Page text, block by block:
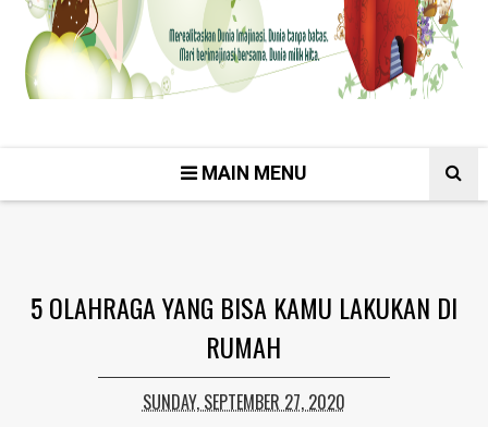
MAIN MENU
5 OLAHRAGA YANG BISA KAMU LAKUKAN DI
RUMAH
SUNDAY, SEPTEMBER 27, 2020